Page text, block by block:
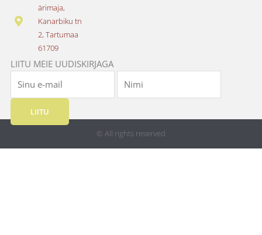
ärimaja,
Kanarbiku tn
2, Tartumaa
61709
LIITU MEIE UUDISKIRJAGA
LIITU
© All rights reserved